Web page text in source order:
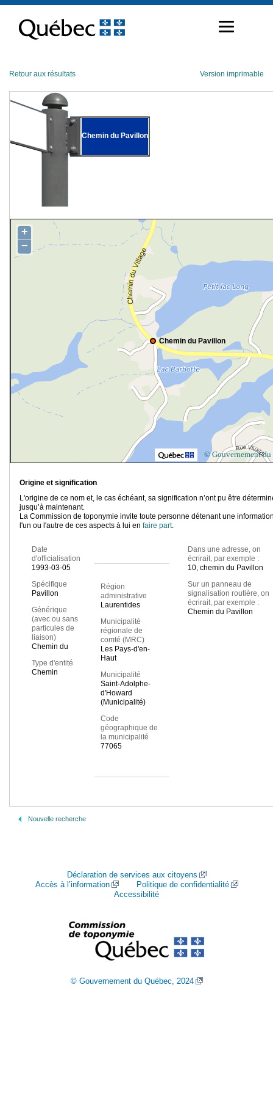
contenu
Retour aux résultats Version imprimable
Chemin du Pavillon
Chemin du Pavillon
+
−
© Gouvernement du
Origine et signification
L'origine de ce nom et, le cas échéant, sa signification n’ont pu être
jusqu’à maintenant.
La Commission de toponymie invite toute personne détenant une
l'un ou l'autre de ces aspects à lui en faire part.
Date
d'officialisation
1993-03-05
Spécifique
Pavillon
Générique
(avec ou sans
particules de
liaison)
Chemin du
Type d'entité
Chemin
Région
administrative
Laurentides
Municipalité
régionale de
comté (MRC)
Les Pays-d'en-
Haut
Municipalité
Saint-Adolphe-
d'Howard
(Municipalité)
Code
géographique de
la municipalité
77065
Dans une adresse, on
écrirait, par exemple :
10, chemin du Pavillon
Sur un panneau de
signalisation routière, on
écrirait, par exemple :
Chemin du Pavillon
Nouvelle recherche
Déclaration de services aux citoyens
Accès à l’information
Politique de confidentialité
Accessibilité
© Gouvernement du Québec, 2024